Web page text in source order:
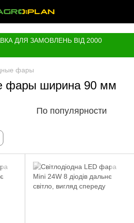
ДЛЯ ЗАМОВЛЕНЬ ВІД 2000
фары
фары ширина 90 мм
По популярности